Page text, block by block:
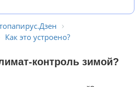
Как это устроено?
контроль зимой?